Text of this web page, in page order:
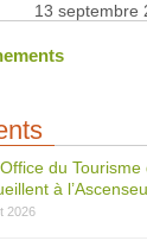
13 septembre
du
à
2026